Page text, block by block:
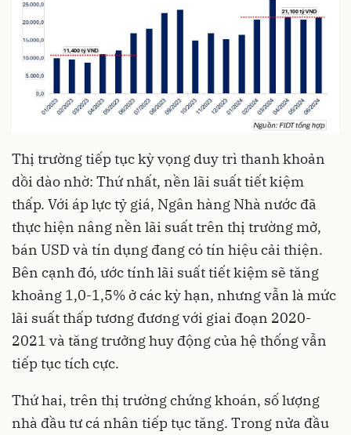
Thị trường tiếp tục kỳ vọng duy trì thanh khoản
dồi dào nhờ: Thứ nhất, nền lãi suất tiết kiệm
thấp. Với áp lực tỷ giá, Ngân hàng Nhà nước đã
thực hiện nâng nền lãi suất trên thị trường mở,
bán USD và tín dụng đang có tín hiệu cải thiện.
Bên cạnh đó, ước tính lãi suất tiết kiệm sẽ tăng
khoảng 1,0-1,5% ở các kỳ hạn, nhưng vẫn là mức
lãi suất thấp tương đương với giai đoạn 2020-
2021 và tăng trưởng huy động của hệ thống vẫn
tiếp tục tích cực.
Thứ hai, trên thị trường chứng khoán, số lượng
nhà đầu tư cá nhân tiếp tục tăng. Trong nửa đầu